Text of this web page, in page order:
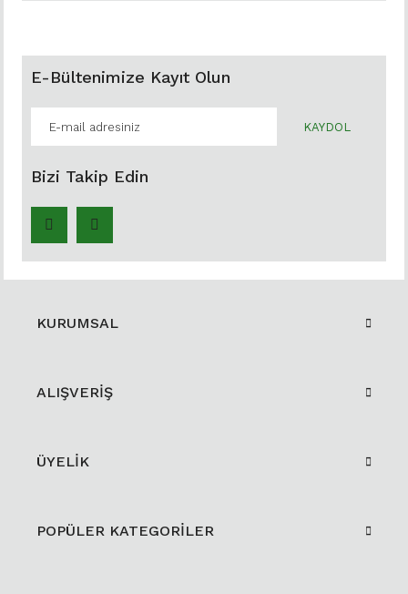
E-Bültenimize Kayıt Olun
KAYDOL
Bizi Takip Edin
KURUMSAL
ALIŞVERİŞ
ÜYELİK
POPÜLER KATEGORİLER